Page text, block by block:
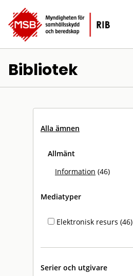
Bibliotek
Alla ämnen
Allmänt
Information (46)
Mediatyper
Elektronisk resurs (46)
Serier och utgivare